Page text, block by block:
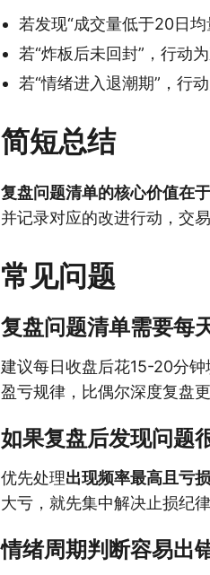
若发现“成交量低于20日均
若“炸板后未回封”，行动为
若“情绪进入退潮期”，行
简短总结
复盘问题清单的核心价值在
并记录对应的改进行动，交
常见问题
复盘问题清单需要每
建议每日收盘后花15-20分
盈亏规律，比偶尔深度复盘更
如果复盘后发现问题
优先处理出现频率最高且亏
大亏，就先集中解决止损纪
情绪周期判断容易出